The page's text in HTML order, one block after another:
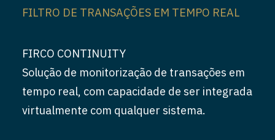
FILTRO DE TRANSAÇÕES EM TEMPO REAL
FIRCO CONTINUITY
Solução de monitorização de transações em
tempo real, com capacidade de ser integrada
virtualmente com qualquer sistema.